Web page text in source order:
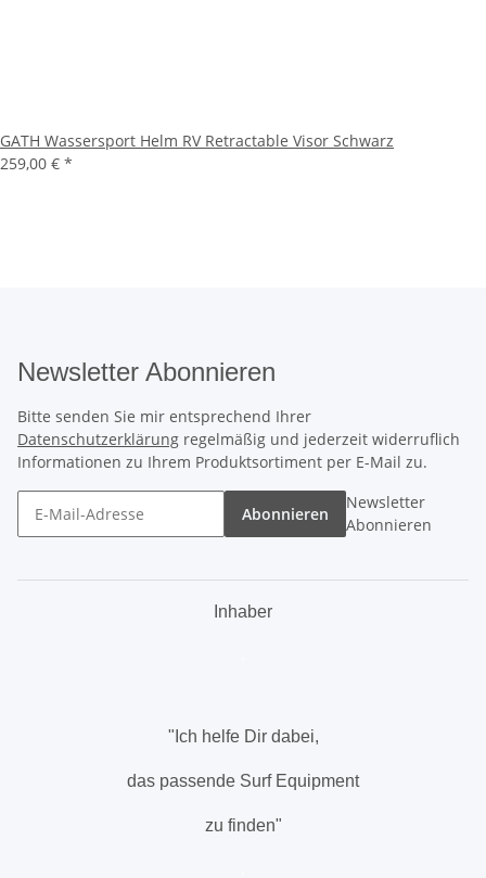
GATH Wassersport Helm RV Retractable Visor Schwarz
259,00 € *
Newsletter Abonnieren
Bitte senden Sie mir entsprechend Ihrer
Datenschutzerklärung regelmäßig und jederzeit widerruflich
Informationen zu Ihrem Produktsortiment per E-Mail zu.
Abonnieren
Newsletter
Abonnieren
Inhaber
"Ich helfe Dir dabei,
das passende Surf Equipment
zu finden"